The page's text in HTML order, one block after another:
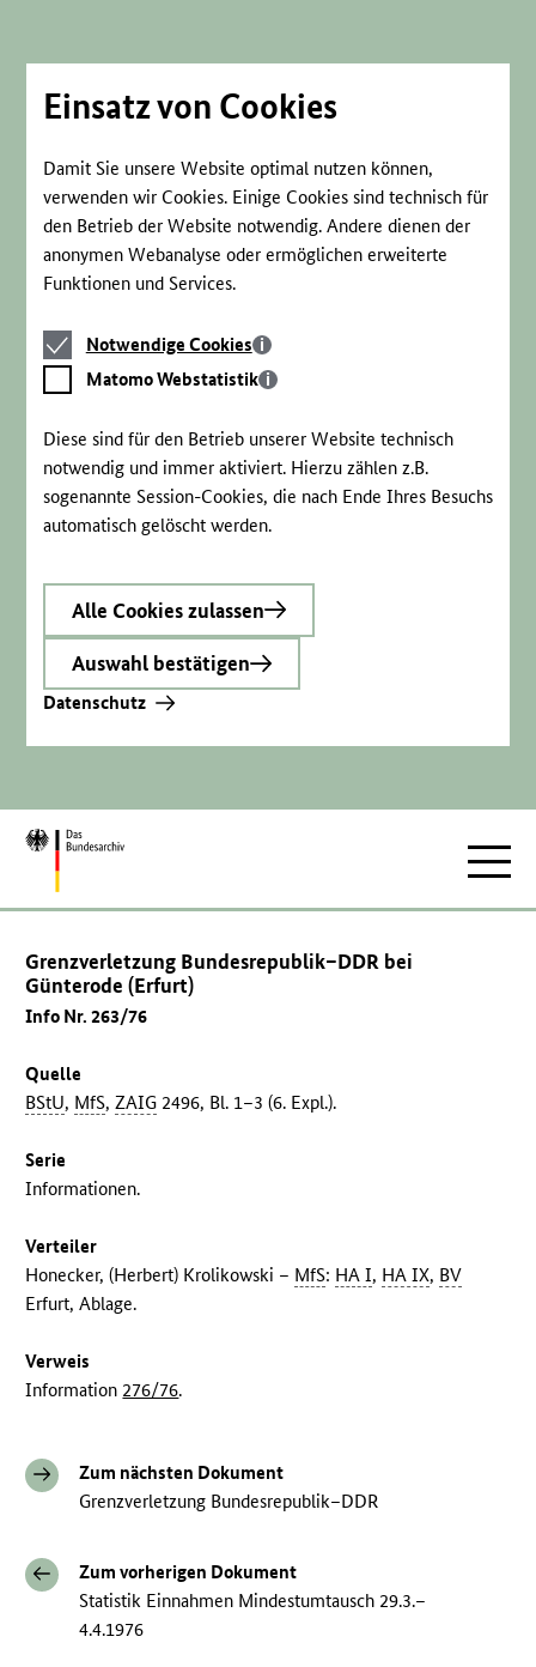
Einsatz von Cookies
Damit Sie unsere Website optimal nutzen können,
verwenden wir Cookies. Einige Cookies sind technisch für
den Betrieb der Website notwendig. Andere dienen der
anonymen Webanalyse oder ermöglichen erweiterte
Funktionen und Services.
Notwendige
Cookies
Notwendige Cookies
Matomo
Webstatistik
Matomo Webstatistik
Diese sind für den Betrieb unserer Website technisch
notwendig und immer aktiviert. Hierzu zählen z.B.
sogenannte Session-Cookies, die nach Ende Ihres Besuchs
automatisch gelöscht werden.
Alle Cookies zulassen
Auswahl bestätigen
Datenschutz
Zur
Grenzverletzung Bundesrepublik–DDR bei
Günterode (Erfurt)
Info Nr. 263/76
Quelle
BStU, MfS,ZAIG 2496, Bl. 1–3 (6. Expl.).
Serie
Informationen.
Verteiler
Honecker, (Herbert) Krolikowski – MfS: HA I, HA IX, BV
Erfurt, Ablage.
Verweis
Information 276/76.
Zum nächsten Dokument
Grenzverletzung Bundesrepublik–DDR
Zum vorherigen Dokument
Statistik Einnahmen Mindestumtausch 29.3.–
4.4.1976